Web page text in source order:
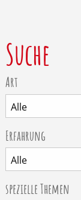
Suche
Art
Erfahrung
spezielle Themen